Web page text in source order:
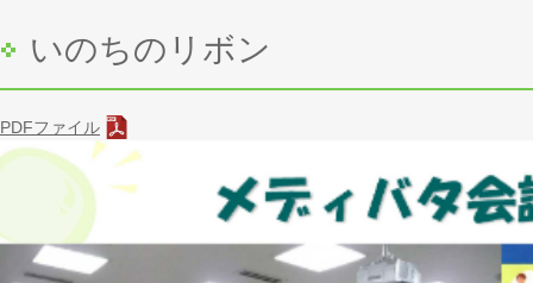
いのちのリボン
PDFファイル